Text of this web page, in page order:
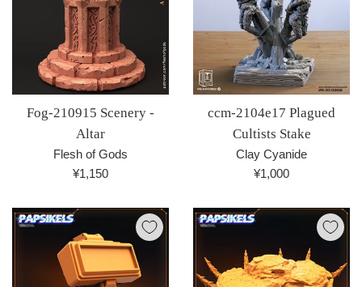
Fog-210915 Scenery -
Altar
Flesh of Gods
通
価
格
¥1,150
ccm-2104e17 Plagued
Cultists Stake
Clay Cyanide
通
価
¥1,000